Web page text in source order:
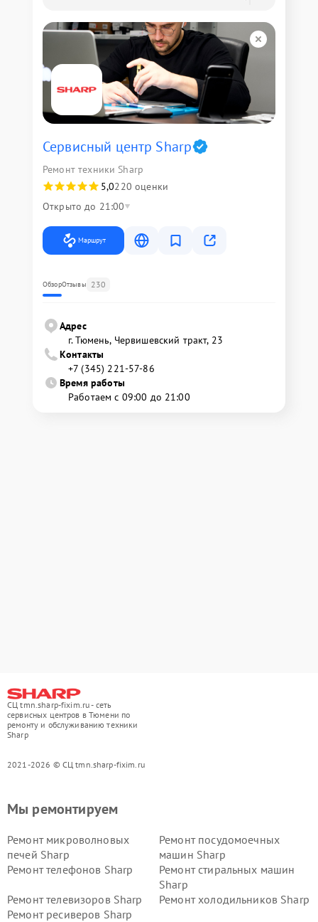
Сервисный центр Sharp
Ремонт техники Sharp
5,0220 оценки
Открыто до 21:00
Маршрут
ОбзорОтзывы 230
Адрес
г. Тюмень, ​Червишевский тракт, 23
Контакты
+7 (345) 221-57-86
Время работы
Работаем с 09:00 до 21:00
СЦ tmn.sharp-fixim.ru - сеть
сервисных центров в Тюмени по
ремонту и обслуживанию техники
Sharp
2021-2026 © СЦ tmn.sharp-fixim.ru
Мы ремонтируем
Ремонт микроволновых
печей Sharp
Ремонт посудомоечных
машин Sharp
Ремонт телефонов Sharp
Ремонт стиральных машин
Sharp
Ремонт телевизоров Sharp
Ремонт холодильников Sharp
Ремонт ресиверов Sharp